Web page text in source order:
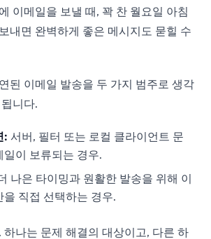
이메일을 보낼 때, 꽉 찬 월요일 아침
내면 완벽하게 좋은 메시지도 묻힐 수
된 이메일 발송을 두 가지 범주로 생각
니다.
: 서버, 필터 또는 로컬 클라이언트 문
이 보류되는 경우.
나은 타이밍과 원활한 발송을 위해 이
을 직접 선택하는 경우.
하나는 문제 해결의 대상이고, 다른 하